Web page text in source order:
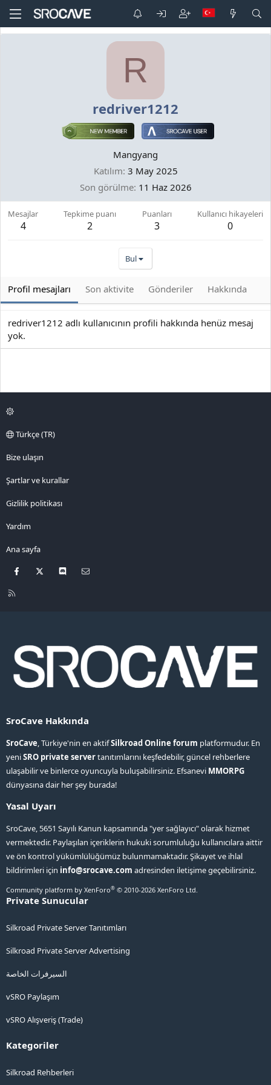
R
redriver1212
Mangyang
Katılım 3 May 2025
Son görülme 11 Haz 2026
Mesajlar
4
Tepkime puanı
2
Puanları
3
Kullanıcı hikayeleri
0
Bul
Profil mesajları Son aktivite Gönderiler Hakkında
redriver1212 adlı kullanıcının profili hakkında henüz mesaj
yok.
Türkçe (TR)
Bize ulaşın
Şartlar ve kurallar
Gizlilik politikası
Yardım
Ana sayfa
Facebook Discord
R
SroCave Hakkında
SroCave, Türkiye'nin en aktifSilkroad Online forum platformudur. En
yeniSRO private servertanıtımlarını keşfedebilir, güncel rehberlere
ulaşabilir ve binlerce oyuncuyla buluşabilirsiniz. Efsanevi MMORPG
dünyasına dair her şey burada!
Yasal Uyarı
SroCave, 5651 Sayılı Kanun kapsamında "yer sağlayıcı" olarak hizmet
vermektedir. Paylaşılan içeriklerin hukuki sorumluluğu kullanıcılara aittir
ve ön kontrol yükümlülüğümüz bulunmamaktadır. Şikayet ve ihlal
bildirimleri için info@srocave.com adresinden iletişime geçebilirsiniz.
Community platform by XenForo® © 2010-2026 XenForo Ltd.
Private Sunucular
Silkroad Private Server Tanıtımları
Silkroad Private Server Advertising
السيرفرات الخاصة
vSRO Paylaşım
vSRO Alışveriş (Trade)
Kategoriler
Silkroad Rehberleri